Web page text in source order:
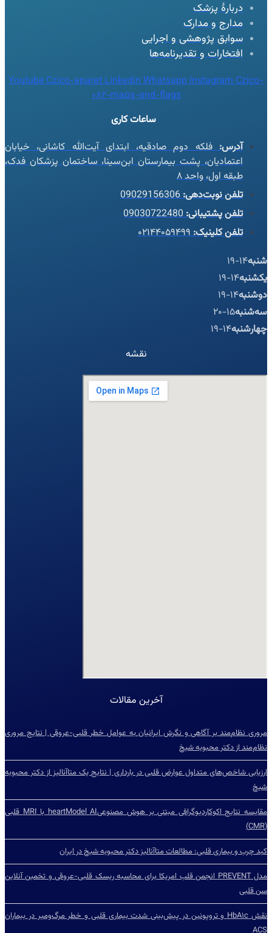
دربارهٔ پزشک
مدارج و مدارک
سوابق پژوهشی و اجرایی
افتخارات و تقدیرنامه‌ها
YoutubeCzico-aparatLinkedinWhatsappInstagramCzico-
082-maps-and-flags
ساعات کاری
آدرس:فلکه دوم صادقیه، ابتدای آیت‌الله کاشانی، خیابان
اعتمادیان، پشت بیمارستان ابن‌سینا، ساختمان پزشکان فدک،
طبقه اول، واحد ۸
تلفن نوبت‌دهی:09029156306
تلفن پشتیبانی:09030722480
تلفن کلینیک:۰۲۱۴۴۰۵۹۴۹۹
شنبه14-19
یکشنبه14-19
دوشنبه14-19
سه‌شنبه15-20
چهارشنبه14-19
نقشه
آخرین مقالات
مروری نظام‌مند بر آگاهی و نگرش ایرانیان به عوامل خطر قلبی-عروقی | نتایج مروری
نظام‌مند از دکتر محبوبه شیخ
ارزیابی شاخص‌‌های متداول عوارض قلبی در بارداری | نتایج یک متاآنالیز از دکتر محبوبه
شیخ
مقایسه نتایج اکوکاردیوگرافی مبتنی بر هوش مصنوعیheartModel AI با MRI قلبی
(CMR)
کبد چرب و بیماری قلبی: مطالعات متاآنالیز دکتر محبوبه شیخ در ایران
مدل PREVENT انجمن قلب امریکا برای محاسبه ریسک قلبی-عروقی و تخمین آنلاین
سن قلبی
نقش HbA۱c و تروپونین در پیش‌بینی شدت بیماری قلبی و خطر مرگ‌ومیر در بیماران
ACS